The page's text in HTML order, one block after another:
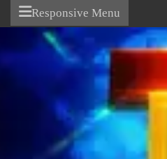
Responsive Menu